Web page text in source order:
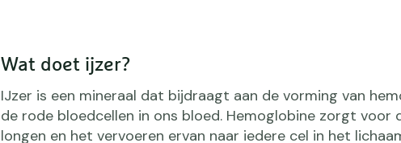
Wat doet ijzer?
IJzer is een mineraal dat bijdraagt aan de vorming van
de rode bloedcellen in ons bloed. Hemoglobine zorgt voor
longen en het vervoeren ervan naar iedere cel in het